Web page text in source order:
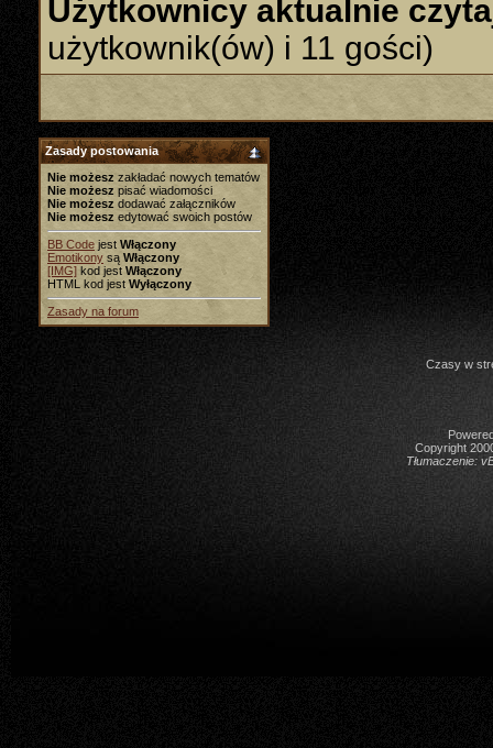
Użytkownicy aktualnie
użytkownik(ów) i 11 gości)
Zasady postowania
Nie możesz zakładać nowych tematów
Nie możesz pisać wiadomości
Nie możesz dodawać załączników
Nie możesz edytować swoich postów
BB Code jest Włączony
Emotikony są Włączony
[IMG] kod jest Włączony
HTML kod jest Wyłączony
Zasady na forum
Czasy w
Copyright
Tłumaczenie: